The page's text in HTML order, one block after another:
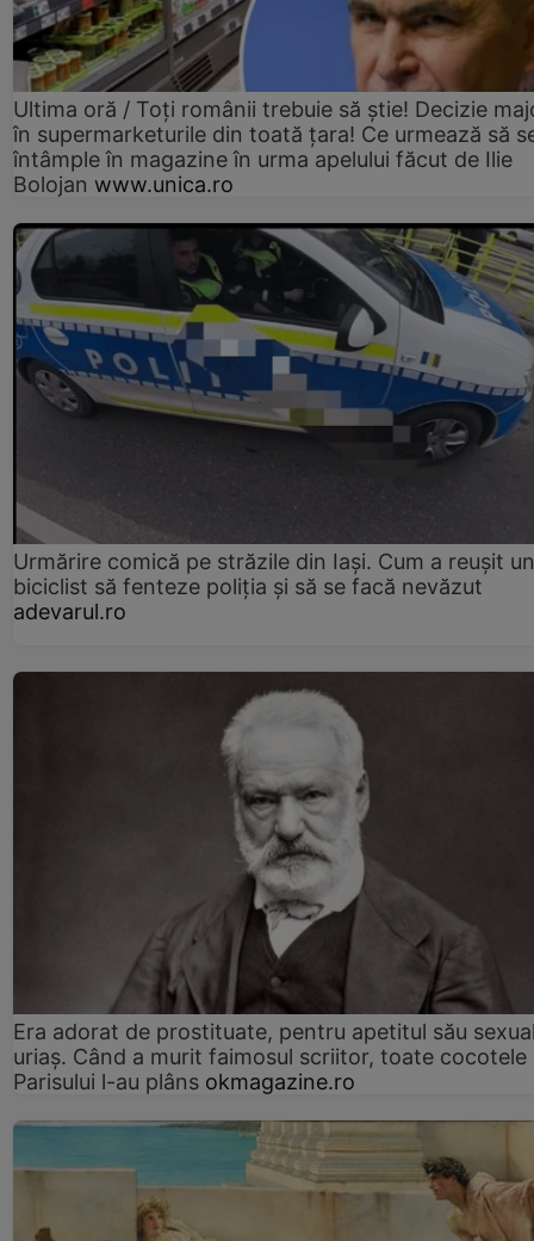
Ultima oră / Toți românii trebuie să știe! Decizie
în supermarketurile din toată țara! Ce urmează să
întâmple în magazine în urma apelului făcut de Ilie
Bolojan www.unica.ro
Urmărire comică pe străzile din Iași. Cum a reușit un
biciclist să fenteze poliția și să se facă nevăzut
adevarul.ro
Era adorat de prostituate, pentru apetitul său
uriaș. Când a murit faimosul scriitor, toate cocotele
Parisului l-au plâns okmagazine.ro